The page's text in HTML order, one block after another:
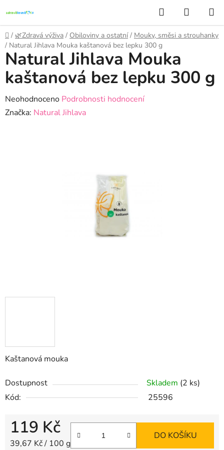
na
obsah
Hledat
KOŠÍK
Domů
/ 🌿Zdravá výživa / Obiloviny a ostatní / Mouky, směsi a strouhanky
/ Natural Jihlava Mouka kaštanová bez lepku 300 g
Kaštanová mouka
Dostupnost Skladem (2 ks)
Kód:
25596
119 Kč
Měrná cena:
39,67 Kč / 100 g
DO KOŠÍKU
Natural Jihlava Mouka
kaštanová bez lepku 300 g
Průměrné
hodnocení
Neohodnoceno Podrobnosti hodnocení
Značka: Natural Jihlava